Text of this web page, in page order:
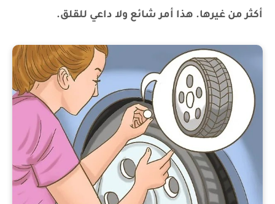
أكثر من غيرها. هذا أمر شائع ولا داعي للقلق.